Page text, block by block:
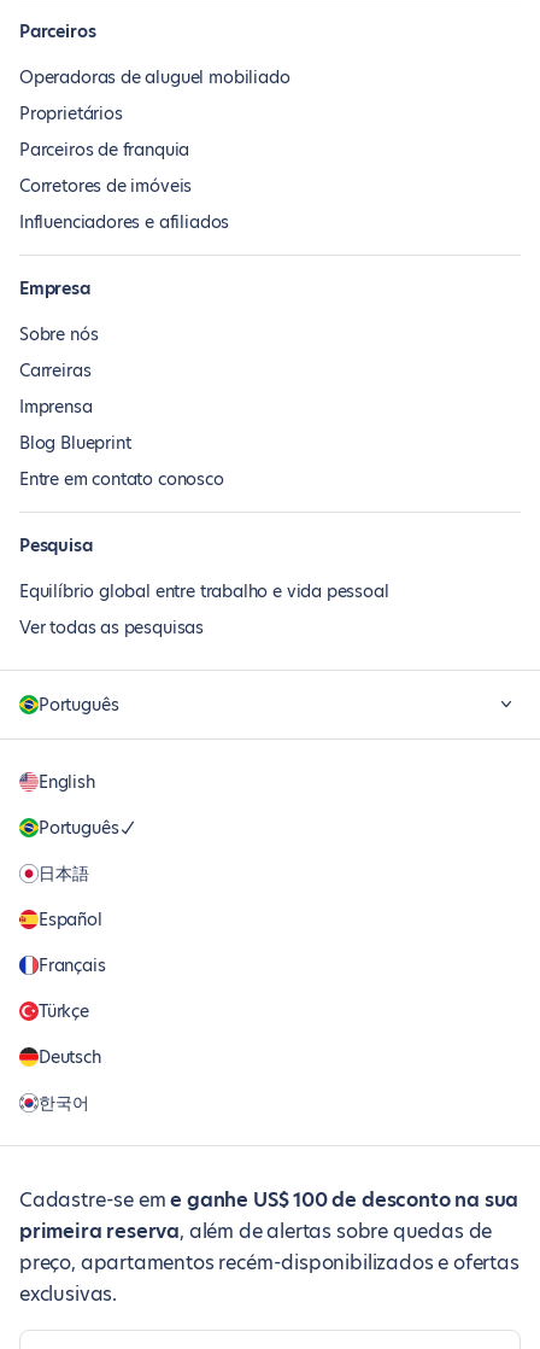
Parceiros
Operadoras de aluguel mobiliado
Proprietários
Parceiros de franquia
Corretores de imóveis
Influenciadores e afiliados
Empresa
Sobre nós
Carreiras
Imprensa
Blog Blueprint
Entre em contato conosco
Pesquisa
Equilíbrio global entre trabalho e vida pessoal
Ver todas as pesquisas
Português
English
Português
日本語
Español
Français
Türkçe
Deutsch
한국어
Cadastre-se eme ganhe US$ 100 de desconto na sua
primeira reserva, além de alertas sobre quedas de
preço, apartamentos recém-disponibilizados e ofertas
exclusivas.